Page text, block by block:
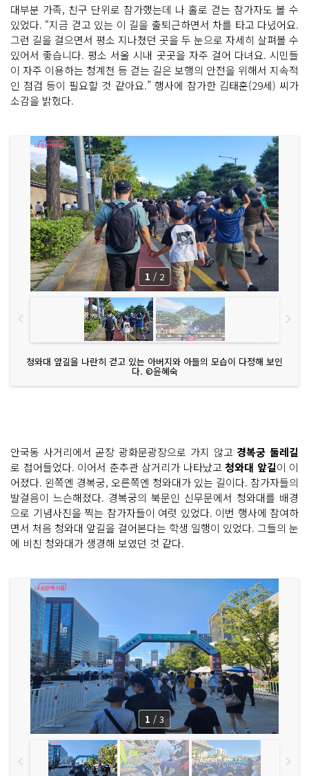
대부분 가족, 친구 단위로 참가했는데 나 홀로 걷는 참가자도 볼 수
있었다. “지금 걷고 있는 이 길을 출퇴근하면서 차를 타고 다녔어요.
그런 길을 걸으면서 평소 지나쳤던 곳을 두 눈으로 자세히 살펴볼 수
있어서 좋습니다. 평소 서울 시내 곳곳을 자주 걸어 다녀요. 시민들
이 자주 이용하는 청계천 등 걷는 길은 보행의 안전을 위해서 지속적
인 점검 등이 필요할 것 같아요.” 행사에 참가한 김태훈(29세) 씨가
소감을 밝혔다.
청와대 앞길을 나란히 걷고 있는 아버지와 아들의 모습이 다정해 보인
다. ©윤혜숙
1 / 2
안국동 사거리에서 곧장 광화문광장으로 가지 않고경복궁 둘레길
로 접어들었다. 이어서 춘추관 삼거리가 나타났고청와대 앞길이 이
어졌다. 왼쪽엔 경복궁, 오른쪽엔 청와대가 있는 길이다. 참가자들의
발걸음이 느슨해졌다. 경복궁의 북문인 신무문에서 청와대를 배경
으로 기념사진을 찍는 참가자들이 여럿 있었다. 이번 행사에 참여하
면서 처음 청와대 앞길을 걸어본다는 학생 일행이 있었다. 그들의 눈
에 비친 청와대가 생경해 보였던 것 같다.
1 / 3